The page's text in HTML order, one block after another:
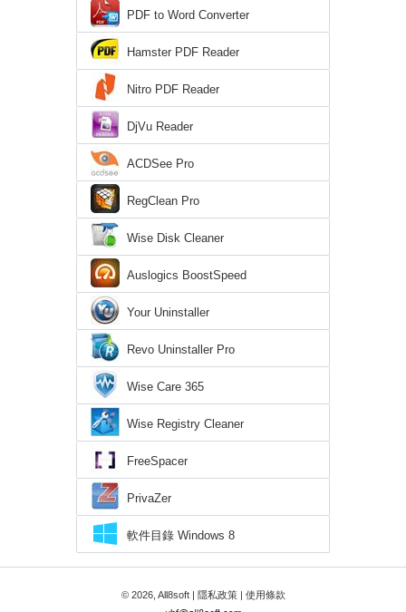
PDF to Word Converter
Hamster PDF Reader
Nitro PDF Reader
DjVu Reader
ACDSee Pro
RegClean Pro
Wise Disk Cleaner
Auslogics BoostSpeed
Your Uninstaller
Revo Uninstaller Pro
Wise Care 365
Wise Registry Cleaner
FreeSpacer
PrivaZer
軟件目錄 Windows 8
© 2026, All8soft | 隱私政策| 使用條款